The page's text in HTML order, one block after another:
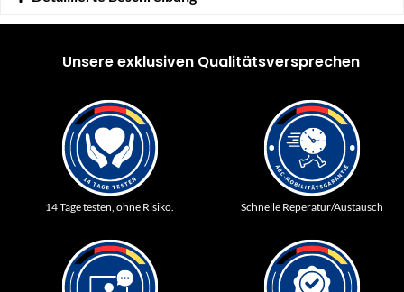
Unsere exklusiven Qualitätsversprechen
14 Tage testen, ohne Risiko. Schnelle Reperatur/Austausch